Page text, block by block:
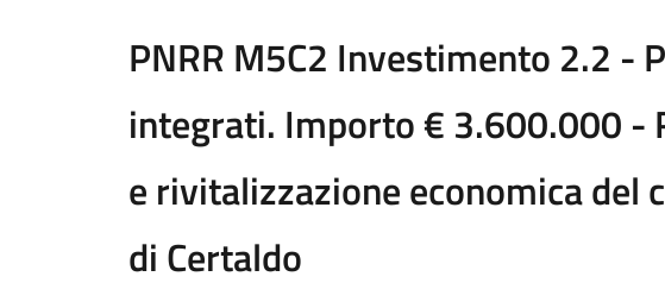
PNRR M5C2 Investimento 2.2 -
integrati. Importo € 3.600.000 -
e rivitalizzazione economica del
di Certaldo